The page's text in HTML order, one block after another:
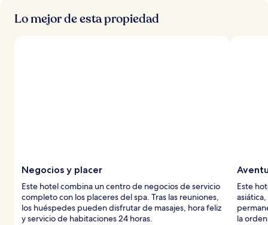
Lo mejor de esta propiedad
Negocios y placer
Este hotel combina un centro de negocios de servicio
completo con los placeres del spa. Tras las reuniones,
los huéspedes pueden disfrutar de masajes, hora feliz
y servicio de habitaciones 24 horas.
Este
la